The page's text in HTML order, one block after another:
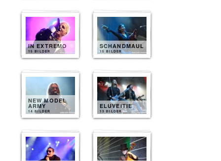
IN EXTREMO
15 BILDER
SCHANDMAUL
15 BILDER
NEW MODEL
ARMY
14 BILDER
ELUVEITIE
13 BILDER